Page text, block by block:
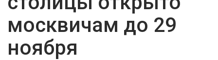
москвичам до 29
ноября